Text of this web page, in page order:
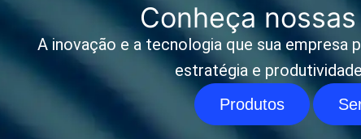
Conheça
A inovação e a tecnologia que sua empresa
estratégia e
Produtos